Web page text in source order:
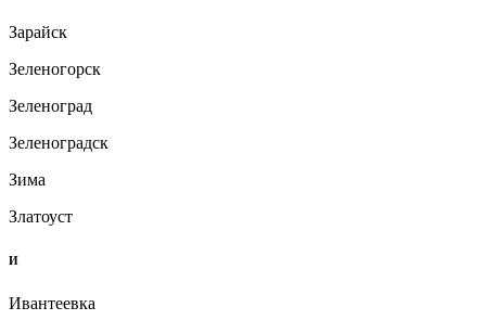
Зарайск
Зеленогорск
Зеленоград
Зеленоградск
Зима
Златоуст
И
Ивантеевка